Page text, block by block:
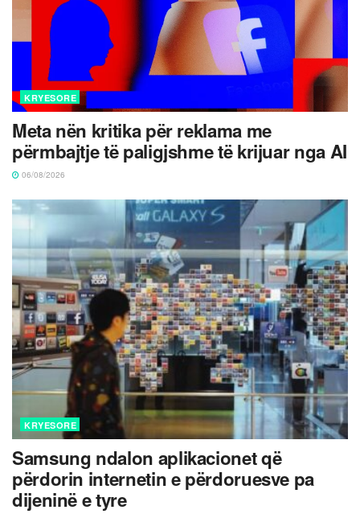
KRYESORE
Meta nën kritika për reklama me
përmbajtje të paligjshme të krijuar nga AI
06/08/2026
KRYESORE
Samsung ndalon aplikacionet që
përdorin internetin e përdoruesve pa
dijeninë e tyre